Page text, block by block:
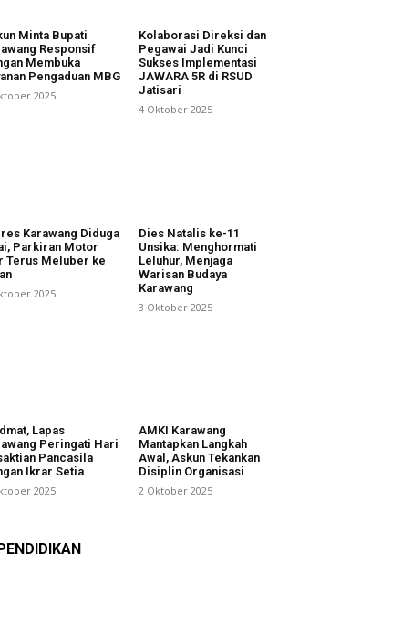
Minta Bupati
Responsif
Membuka
Pengaduan MBG
2025
Kolaborasi Direksi dan
Pegawai Jadi Kunci
Sukses Implementasi
JAWARA 5R di RSUD
Jatisari
4 Oktober 2025
Karawang Diduga
Parkiran Motor
Terus Meluber ke
2025
Dies Natalis ke-11
Unsika: Menghormati
Leluhur, Menjaga
Warisan Budaya
Karawang
3 Oktober 2025
Lapas
Peringati Hari
Pancasila
Ikrar Setia
2025
AMKI Karawang
Mantapkan Langkah
Awal, Askun Tekankan
Disiplin Organisasi
2 Oktober 2025